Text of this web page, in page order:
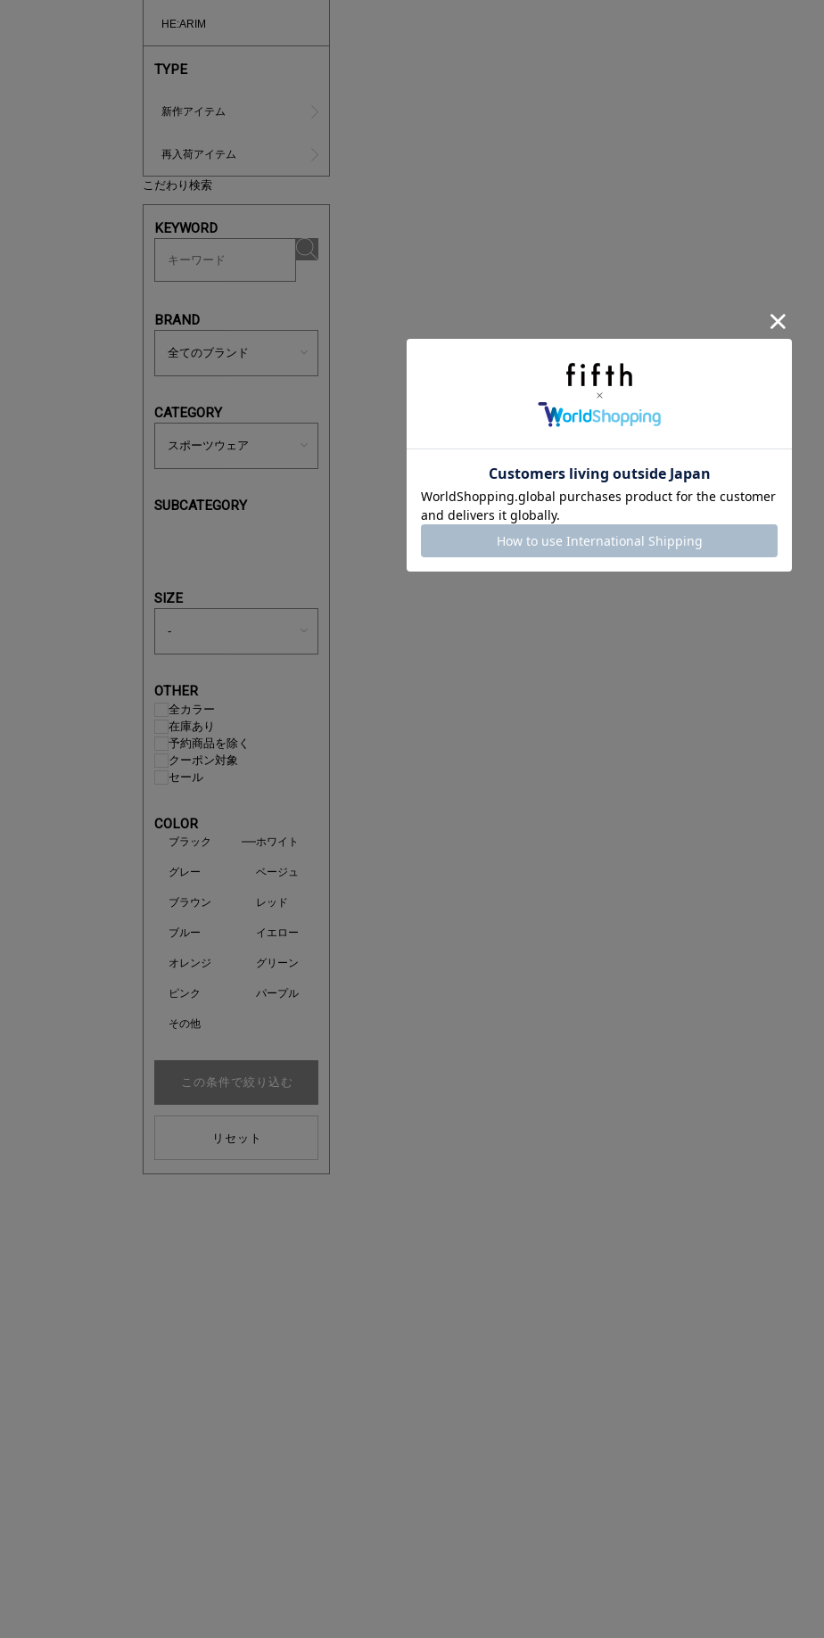
HE:ARIM
TYPE
新作アイテム
再入荷アイテム
こだわり検索
KEYWORD
BRAND
CATEGORY
SUBCATEGORY
SIZE
OTHER
全カラー
在庫あり
予約商品を除く
クーポン対象
セール
COLOR
ブラック ホワイト
グレー ベージュ
ブラウン レッド
ブルー イエロー
オレンジ グリーン
ピンク パープル
その他
この条件で絞り込む
リセット
あと1点にちょうどいい！お助けプチアイテム